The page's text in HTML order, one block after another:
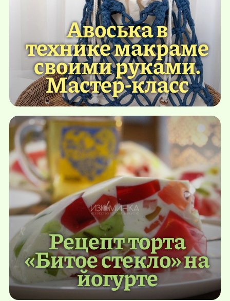
Авоська в
технике макраме
своими руками.
Мастер-класс
Рецепт торта
«Битое стекло» на
йогурте